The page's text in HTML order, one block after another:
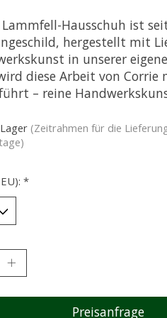
Hausschuh ist
hergestellt mit
in unserer
diese Arbeit von Corrie
– reine
(Zeitrahmen für die
*
Preisanfrage